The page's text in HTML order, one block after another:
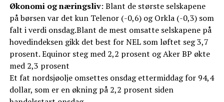
Økonomi og næringsliv: Blant de største selskapene
på børsen var det kun Telenor (-0,6) og Orkla (-0,3) som
falt i verdi onsdag.Blant de mest omsatte selskapene på
hovedindeksen gikk det best for NEL som løftet seg 3,7
prosent. Equinor steg med 2,2 prosent og Aker BP økte
med 2,3 prosent
Et fat nordsjøolje omsettes onsdag ettermiddag for 94,4
dollar, som er en økning på 2,2 prosent siden